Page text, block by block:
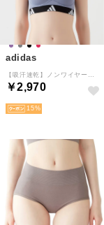
adidas
￥2,970
15